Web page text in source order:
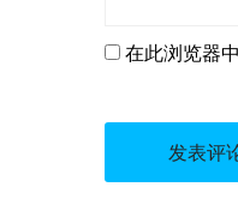
在此浏览器